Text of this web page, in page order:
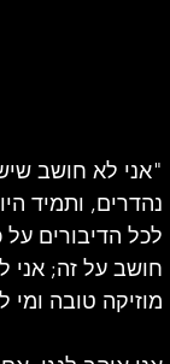
"אני לא חושב
נהדרים, ותמיד
לכל הדיבורים
חושב על זה; אני
מוזיקה טובה ומי